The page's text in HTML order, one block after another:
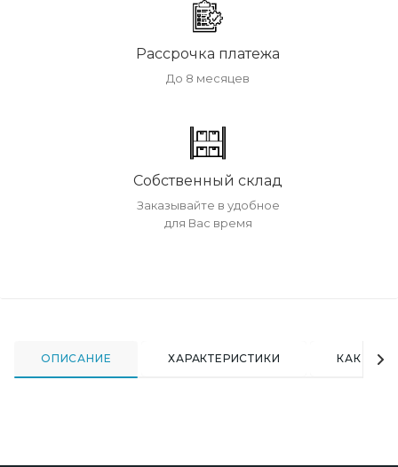
Рассрочка платежа
До 8 месяцев
Собственный склад
Заказывайте в удобное
для Вас время
ОПИСАНИЕ ХАРАКТЕРИСТИКИ КАК